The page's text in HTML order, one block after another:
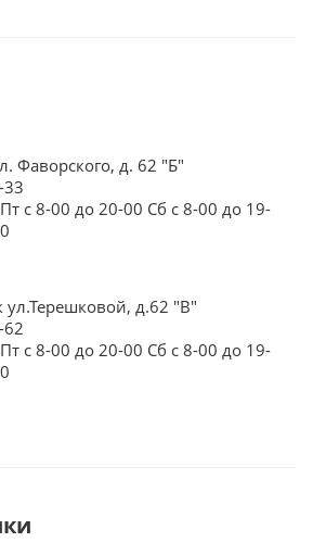
Фаворского, д. 62 "Б"
33
с 8-00 до 20-00 Сб с 8-00 до 19-
ул.Терешковой, д.62 "В"
62
с 8-00 до 20-00 Сб с 8-00 до 19-